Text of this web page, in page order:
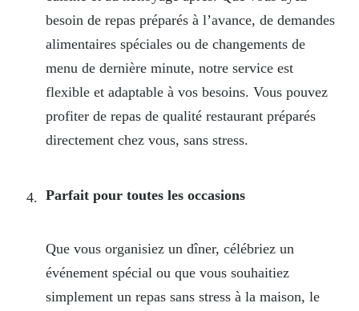
besoin de repas préparés à l’avance, de demandes
alimentaires spéciales ou de changements de
menu de dernière minute, notre service est
flexible et adaptable à vos besoins. Vous pouvez
profiter de repas de qualité restaurant préparés
directement chez vous, sans stress.
Parfait pour toutes les occasions
Que vous organisiez un dîner, célébriez un
événement spécial ou que vous souhaitiez
simplement un repas sans stress à la maison, le